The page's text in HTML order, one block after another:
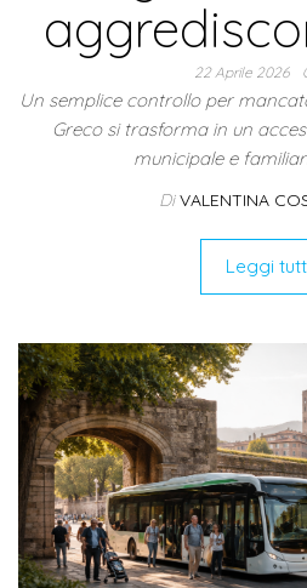
22 Aprile 2026
Un semplice controllo per
Greco si trasforma in un
municipale e
Di VALENTINA
Leggi